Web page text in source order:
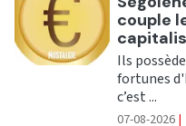
couple
Ils
fortunes
c’est ...
07-08-2026 |